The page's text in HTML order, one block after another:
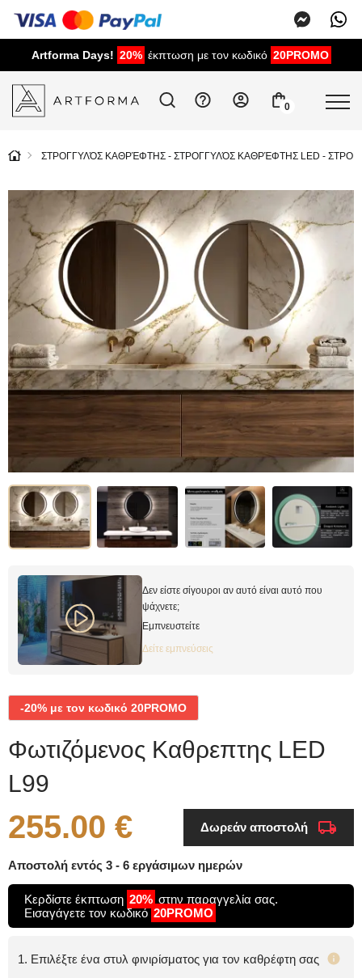
Artforma Days! 20% έκπτωση με τον κωδικό 20PROMO
0
ΣΤΡΟΓΓΥΛΌΣ ΚΑΘΡΈΦΤΗΣ - ΣΤΡΟΓΓΥΛΌΣ ΚΑΘΡΈΦΤΗΣ LED -
Δεν είστε σίγουροι αν αυτό είναι αυτό που
ψάχνετε;
Εμπνευστείτε
Δείτε εμπνεύσεις
-20% με τον κωδικό 20PROMO
Φωτιζόμενος Καθρεπτης LED
L99
255.00 € Δωρεάν αποστολή
Αποστολή εντός 3 - 6 εργάσιμων ημερών
Κερδίστε έκπτωση 20% στην παραγγελία σας.
Εισαγάγετε τον κωδικό20PROMO
1. Επιλέξτε ένα στυλ φινιρίσματος για τον καθρέφτη σας